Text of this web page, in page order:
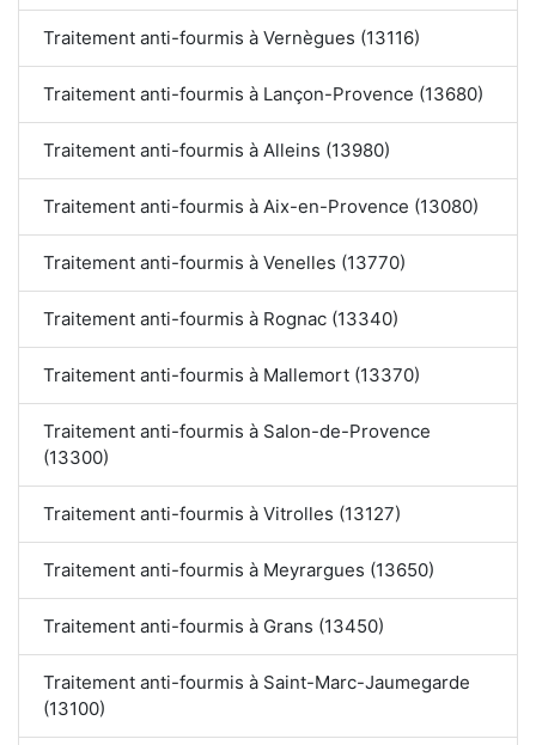
Traitement anti-fourmis à Vernègues (13116)
Traitement anti-fourmis à Lançon-Provence (13680)
Traitement anti-fourmis à Alleins (13980)
Traitement anti-fourmis à Aix-en-Provence (13080)
Traitement anti-fourmis à Venelles (13770)
Traitement anti-fourmis à Rognac (13340)
Traitement anti-fourmis à Mallemort (13370)
Traitement anti-fourmis à Salon-de-Provence
(13300)
Traitement anti-fourmis à Vitrolles (13127)
Traitement anti-fourmis à Meyrargues (13650)
Traitement anti-fourmis à Grans (13450)
Traitement anti-fourmis à Saint-Marc-Jaumegarde
(13100)